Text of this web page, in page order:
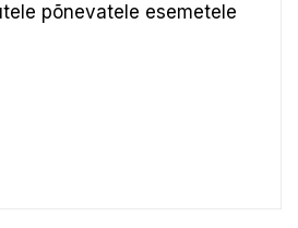
põnevatele esemetele